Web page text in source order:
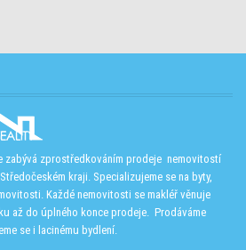
zabývá zprostředkováním prodeje nemovitostí
kraji. Specializujeme se na byty,
Každé nemovitosti se makléř věnuje
až do úplného konce prodeje. Prodáváme
se i lacinému bydlení.